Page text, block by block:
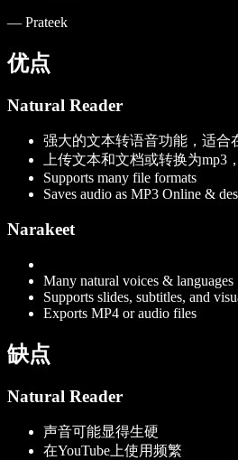
— Prateek
优点
Natural Reader
强大的文本转语音功能，适合
上传文本和文档或转换为mp3
Supports many file formats
Saves audio as MP3 Online &
Narakeet
Many natural voices & languages
Supports slides, subtitles, and
Exports MP4 or audio files
缺点
Natural Reader
声音可能显得生硬
在YouTube上使用频繁